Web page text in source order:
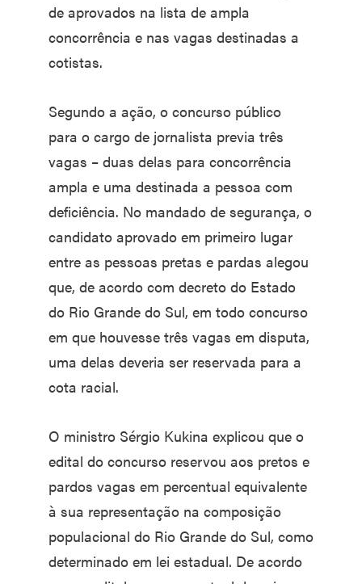
de aprovados na lista de ampla
concorrência e nas vagas destinadas a
cotistas.
Segundo a ação, o concurso público
para o cargo de jornalista previa três
vagas – duas delas para concorrência
ampla e uma destinada a pessoa com
deficiência. No mandado de segurança, o
candidato aprovado em primeiro lugar
entre as pessoas pretas e pardas alegou
que, de acordo com decreto do Estado
do Rio Grande do Sul, em todo concurso
em que houvesse três vagas em disputa,
uma delas deveria ser reservada para a
cota racial.
O ministro Sérgio Kukina explicou que o
edital do concurso reservou aos pretos e
pardos vagas em percentual equivalente
à sua representação na composição
populacional do Rio Grande do Sul, como
determinado em lei estadual. De acordo